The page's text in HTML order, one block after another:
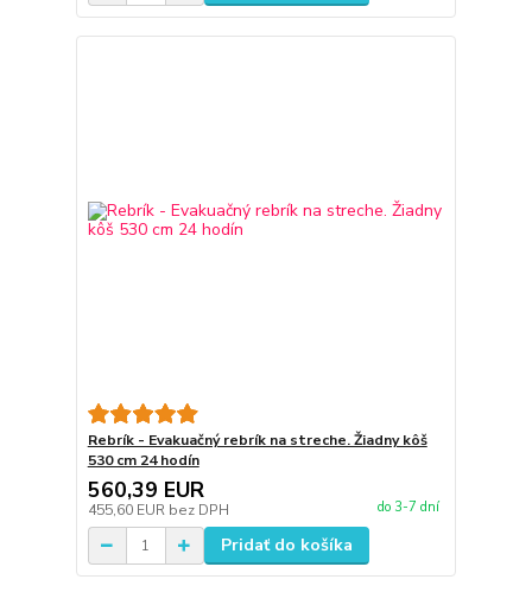
Rebrík - Evakuačný rebrík na streche. Žiadny kôš
530 cm 24 hodín
560,39 EUR
455,60 EUR bez DPH do 3-7 dní
Pridať do košíka